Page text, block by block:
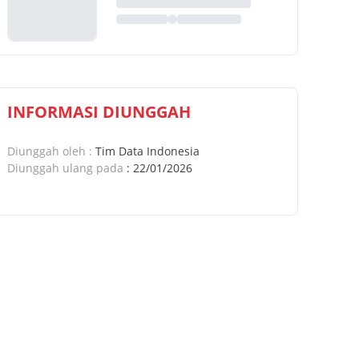
INFORMASI DIUNGGAH
Diunggah oleh : Tim Data Indonesia
Diunggah ulang pada : 22/01/2026